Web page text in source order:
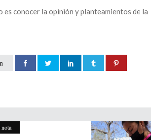
es conocer la opinión y planteamientos de la